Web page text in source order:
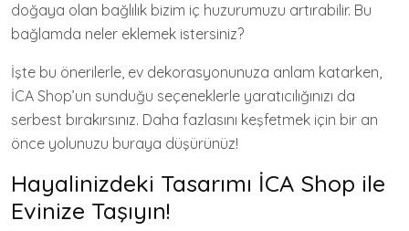
doğaya olan bağlılık bizim iç huzurumuzu artırabilir. Bu
bağlamda neler eklemek istersiniz?
İşte bu önerilerle, ev dekorasyonunuza anlam katarken,
İCA Shop’un sunduğu seçeneklerle yaratıcılığınızı da
serbest bırakırsınız. Daha fazlasını keşfetmek için bir an
önce yolunuzu buraya düşürünüz!
Hayalinizdeki Tasarımı İCA Shop ile
Evinize Taşıyın!